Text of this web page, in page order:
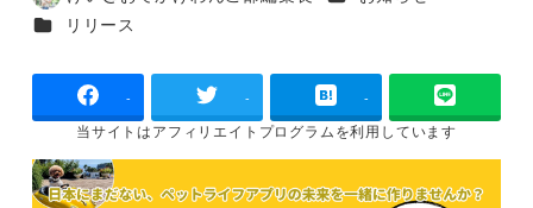
著
者
カテゴリー
リリース
- - -
当サイトはアフィリエイトプログラムを利用しています